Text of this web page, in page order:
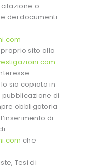
citazione o
dei documenti
sito alla
sia copiato in
pubblicazione di
obbligatoria
di
che
Tesi di